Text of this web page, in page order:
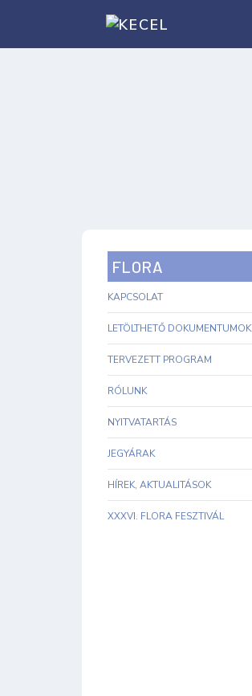
FLORA
KAPCSOLAT
LETÖLTHETŐ DOKUMENTUMOK
TERVEZETT PROGRAM
RÓLUNK
NYITVATARTÁS
JEGYÁRAK
HÍREK, AKTUALITÁSOK
XXXVI. FLORA FESZTIVÁL